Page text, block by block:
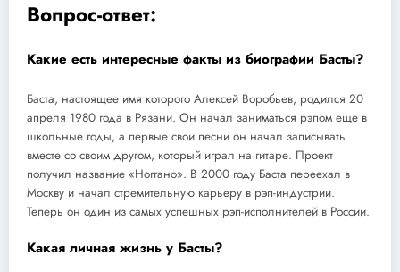
Вопрос-ответ:
Какие есть интересные факты из биографии Басты?
Баста, настоящее имя которого Алексей Воробьев, родился 20
апреля 1980 года в Рязани. Он начал заниматься рэпом еще в
школьные годы, а первые свои песни он начал записывать
вместе со своим другом, который играл на гитаре. Проект
получил название «Ноггано». В 2000 году Баста переехал в
Москву и начал стремительную карьеру в рэп-индустрии.
Теперь он один из самых успешных рэп-исполнителей в России.
Какая личная жизнь у Басты?